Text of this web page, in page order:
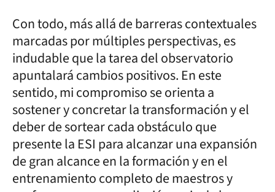
Con todo, más allá de barreras contextuales
marcadas por múltiples perspectivas, es
indudable que la tarea del observatorio
apuntalará cambios positivos. En este
sentido, mi compromiso se orienta a
sostener y concretar la transformación y el
deber de sortear cada obstáculo que
presente la ESI para alcanzar una expansión
de gran alcance en la formación y en el
entrenamiento completo de maestros y